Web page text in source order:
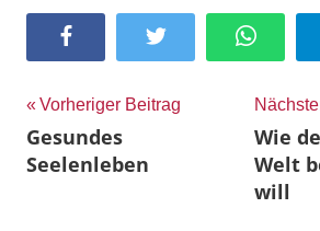
Facebook Twitter
Beitragsnavigation
Vorheriger Beitrag
Gesundes
Seelenleben
Wie
Welt
will